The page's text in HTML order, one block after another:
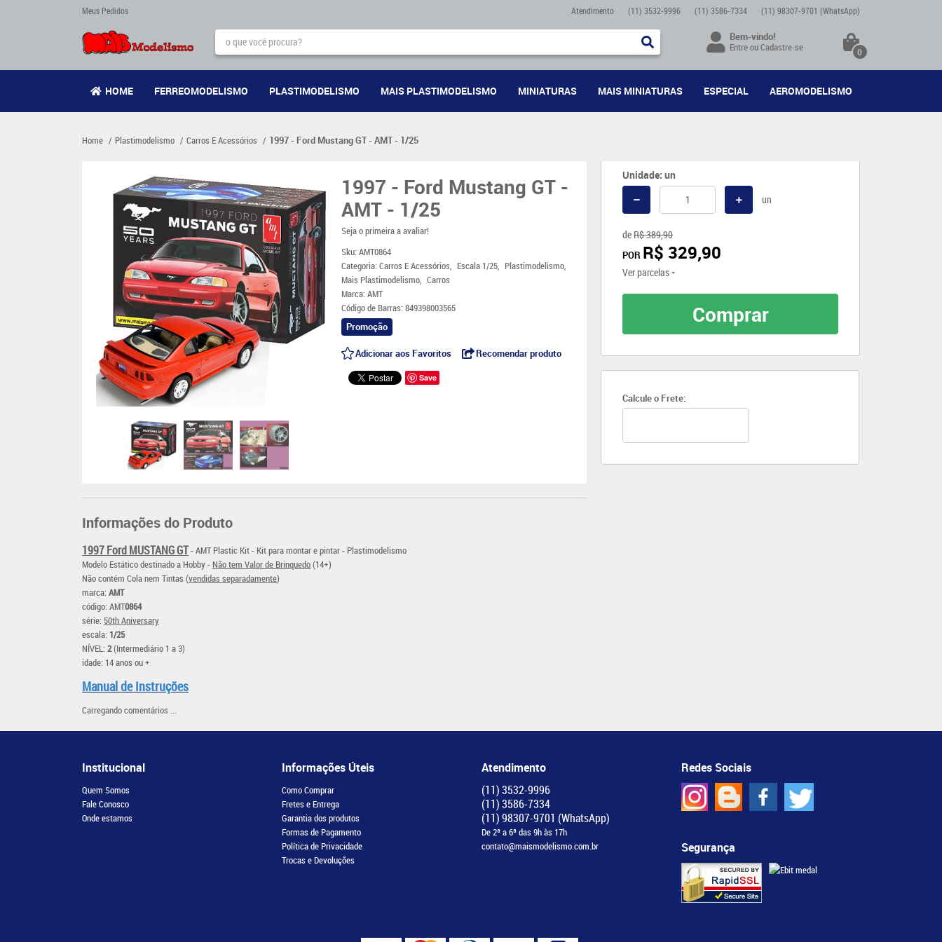
Meus Pedidos Atendimento (11) 3532-9996 (11) 3586-7334 (11) 98307-9701 (WhatsApp)
Bem-vindo!
EntreouCadastre-se 0
HOME FERREOMODELISMO PLASTIMODELISMO MAIS PLASTIMODELISMO MINIATURAS MAIS MINIATURAS ESPECIAL AEROMODELISMO
Home Plastimodelismo Carros E Acessórios 1997 - Ford Mustang GT - AMT - 1/25
1997 - Ford Mustang GT -
AMT - 1/25
Seja o primeira a avaliar!
Sku:AMT0864
Categoria:Carros E Acessórios Escala 1/25
Plastimodelismo
Mais Plastimodelismo Carros
Marca:AMT
Código de Barras:849398003565
Promoção
Adicionar aos Favoritos Recomendar produto
Save
Unidade: un
un
deR$ 389,90
POR R$ 329,90
Ver parcelas
Comprar
Calcule o Frete:
Informações do Produto
1997 Ford MUSTANG GT- AMT Plastic Kit - Kit para montar e pintar - Plastimodelismo
Modelo Estático destinado a Hobby - Não tem Valor de Brinquedo(14+)
Não contém Cola nem Tintas (vendidas separadamente)
marca:AMT
código: AMT0864
série: 50th Aniversary
escala: 1/25
NÍVEL:2(Intermediário 1 a 3)
idade: 14 anos ou +
Manual de Instruções
Carregando comentários ...
Institucional
Quem Somos
Fale Conosco
Onde estamos
Informações Úteis
Como Comprar
Fretes e Entrega
Garantia dos produtos
Formas de Pagamento
Política de Privacidade
Trocas e Devoluções
Atendimento
(11)3532-9996
(11)3586-7334
(11)98307-9701 (WhatsApp)
De 2ª a 6ª das 9h às 17h
contato@maismodelismo.com.br
Redes Sociais
Segurança